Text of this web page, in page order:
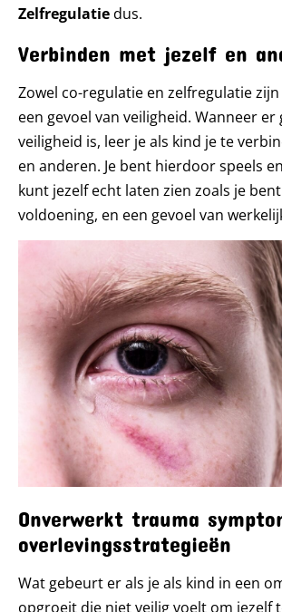
Zelfregulatiedus.
Verbinden met jezelf en
Zowel co-regulatie en zelfregulatie
een gevoel van veiligheid. Wanneer er
veiligheid is, leer je als kind je te
en anderen. Je bent hierdoor speels
kunt jezelf echt laten zien zoals je
voldoening, en een gevoel van
Onverwerkt trauma
overlevingsstrategieën
Wat gebeurt er als je als kind in een
opgroeit die niet veilig voelt om jezelf